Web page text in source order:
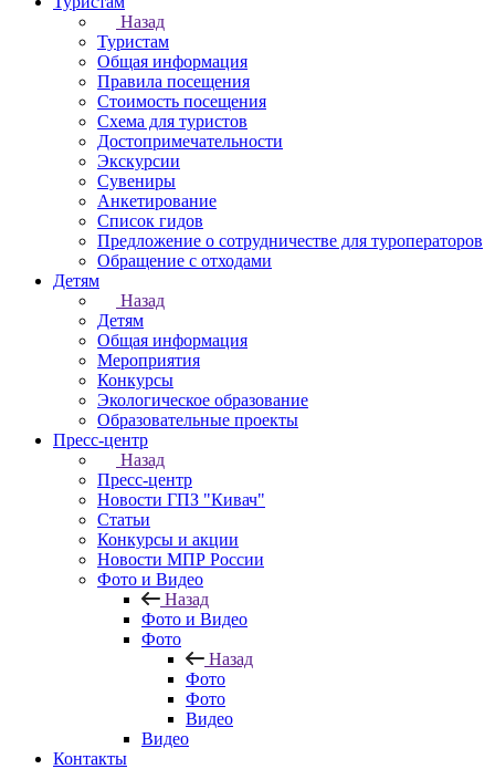
Назад
Туристам
Общая информация
Правила посещения
Стоимость посещения
Схема для туристов
Достопримечательности
Экскурсии
Сувениры
Анкетирование
Список гидов
Предложение о сотрудничестве для туроператоров
Обращение с отходами
Детям
Назад
Детям
Общая информация
Мероприятия
Конкурсы
Экологическое образование
Образовательные проекты
Пресс-центр
Назад
Пресс-центр
Новости ГПЗ "Кивач"
Статьи
Конкурсы и акции
Новости МПР России
Фото и Видео
Назад
Фото и Видео
Фото
Назад
Фото
Фото
Видео
Видео
Контакты